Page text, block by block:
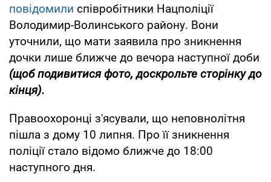
повідомили співробітники Нацполіції
Володимир-Волинського району. Вони
уточнили, що мати заявила про зникнення
дочки лише ближче до вечора наступної доби
(щоб подивитися фото, доскрольте сторінку до
кінця).
Правоохоронці з'ясували, що неповнолітня
пішла з дому 10 липня. Про її зникнення
поліції стало відомо ближче до 18:00
наступного дня.